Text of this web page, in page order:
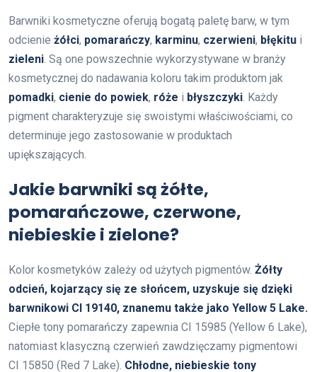
Barwniki kosmetyczne oferują bogatą paletę barw, w tym
odcienie żółci, pomarańczy, karminu, czerwieni, błękitu i
zieleni. Są one powszechnie wykorzystywane w branży
kosmetycznej do nadawania koloru takim produktom jak
pomadki, cienie do powiek, róże i błyszczyki. Każdy
pigment charakteryzuje się swoistymi właściwościami, co
determinuje jego zastosowanie w produktach
upiększających.
Jakie barwniki są żółte,
pomarańczowe, czerwone,
niebieskie i zielone?
Kolor kosmetyków zależy od użytych pigmentów. Żółty
odcień, kojarzący się ze słońcem, uzyskuje się dzięki
barwnikowi CI 19140, znanemu także jako Yellow 5 Lake.
Ciepłe tony pomarańczy zapewnia CI 15985 (Yellow 6 Lake),
natomiast klasyczną czerwień zawdzięczamy pigmentowi
CI 15850 (Red 7 Lake). Chłodne, niebieskie tony